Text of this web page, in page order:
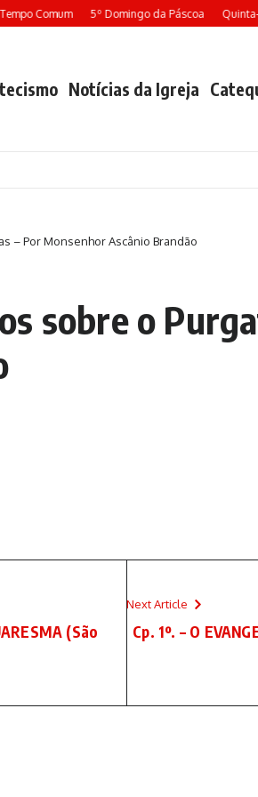
Comum 5º Domingo da Páscoa
Notícias da Igreja
– Por Monsenhor Ascânio Brandão
sobre o
(São
Next Article
Cp. 1º. – O